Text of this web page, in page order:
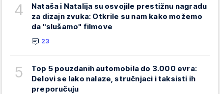
4
Nataša i Natalija su osvojile prestižnu nagradu
za dizajn zvuka: Otkrile su nam kako možemo
da "slušamo" filmove
23
5
Top 5 pouzdanih automobila do 3.000 evra:
Delovi se lako nalaze, stručnjaci i taksisti ih
preporučuju